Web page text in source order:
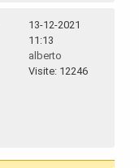
13-12-2021
11:13
alberto
Visite: 12246